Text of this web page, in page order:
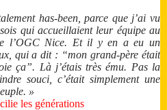
has-been, parce que j’ai vu
qui accueillaient leur équipe au
l’OGC Nice. Et il y en a eu un
qui a dit : “mon grand-père était
ça”. Là j’étais très ému. Pas la
souci, c’était simplement une
»
les générations